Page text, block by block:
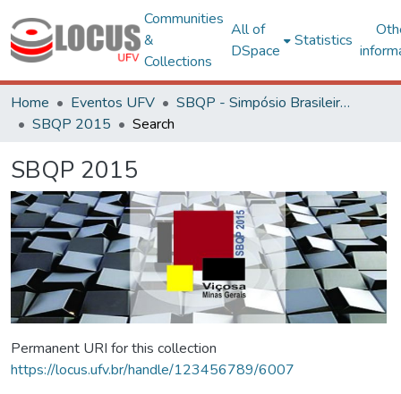
Communities
&
Collections
All of
DSpace
Statistics
Home Eventos UFV
SBQP - Simpósio Brasileiro de Qualidade do Projeto no Ambiente Construído
SBQP 2015
Search
SBQP 2015
Permanent URI for this collection
https://locus.ufv.br/handle/123456789/6007